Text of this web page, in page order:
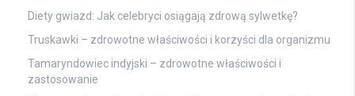
Diety gwiazd: Jak celebryci osiągają zdrową sylwetkę?
Truskawki – zdrowotne właściwości i korzyści dla organizmu
Tamaryndowiec indyjski – zdrowotne właściwości i
zastosowanie